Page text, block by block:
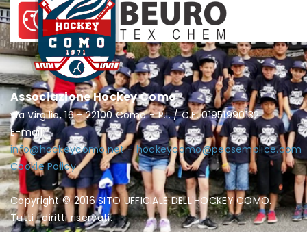
Associazione Hockey Como
via Virgilio, 16 - 22100 Como - P.I. / C.F. 01951990132
E-mail:
info@hockeycomo.net-hockeycomo@pecsemplice.com
Cookie Policy
Copyright © 2016 SITO UFFICIALE DELL'HOCKEY COMO.
Tutti i diritti riservati.